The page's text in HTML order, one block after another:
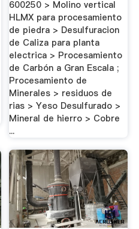
600250 > Molino vertical
HLMX para procesamiento
de piedra > Desulfuracion
de Caliza para planta
electrica > Procesamiento
de Carbón a Gran Escala ;
Procesamiento de
Minerales > residuos de
rias > Yeso Desulfurado >
Mineral de hierro > Cobre
...